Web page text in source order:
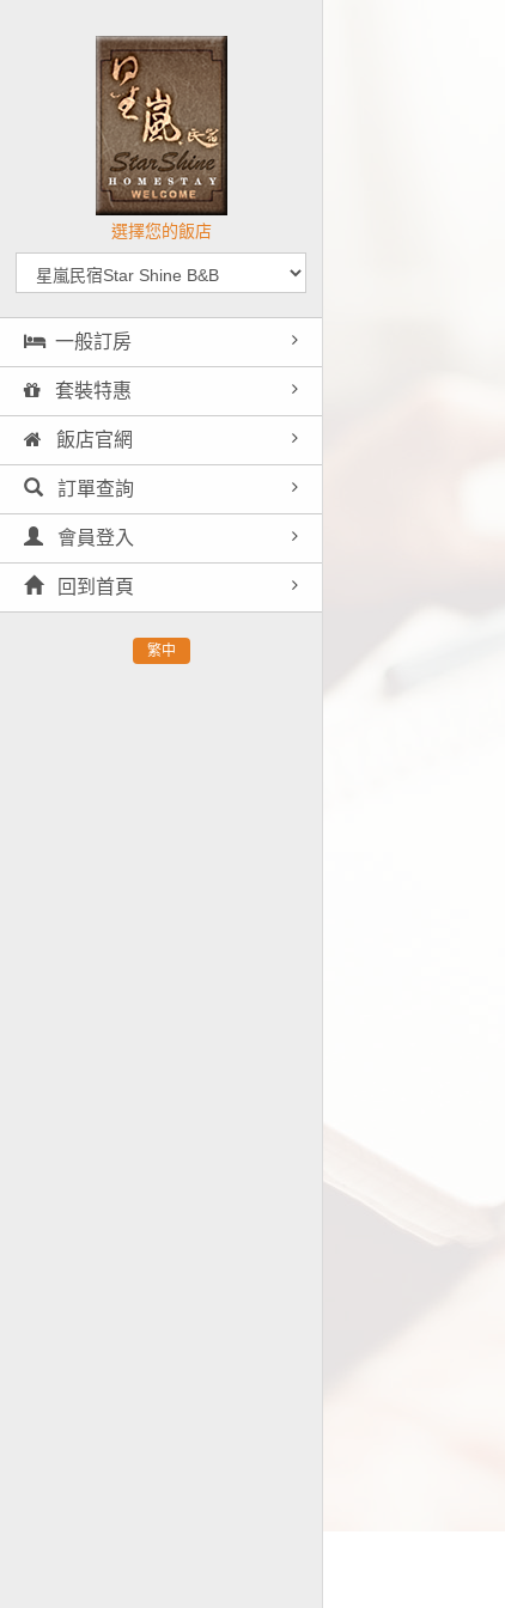
選擇您的飯店
一般訂房
套裝特惠
飯店官網
訂單查詢
會員登入
回到首頁
繁中